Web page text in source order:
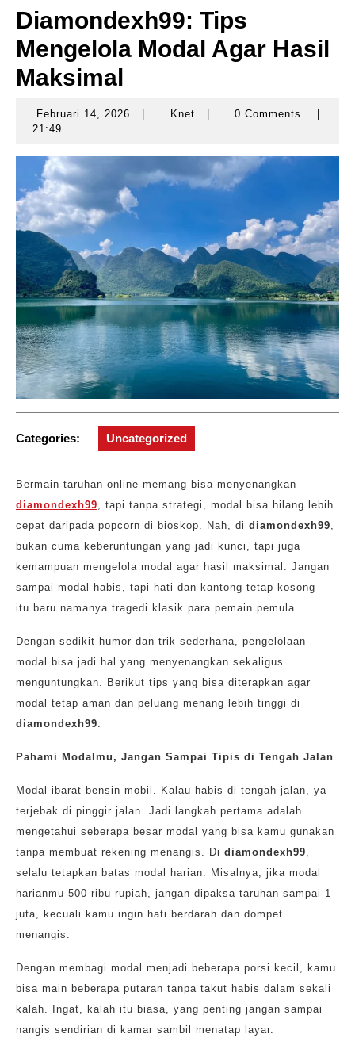
Diamondexh99: Tips
Mengelola Modal Agar Hasil
Maksimal
Februari 14, 2026
FebruariKnet Knet 0 Comments
21:49
Categories: Uncategorized
Bermain taruhan online memang bisa menyenangkan
diamondexh99, tapi tanpa strategi, modal bisa hilang lebih
cepat daripada popcorn di bioskop. Nah, di diamondexh99,
bukan cuma keberuntungan yang jadi kunci, tapi juga
kemampuan mengelola modal agar hasil maksimal. Jangan
sampai modal habis, tapi hati dan kantong tetap kosong—
itu baru namanya tragedi klasik para pemain pemula.
Dengan sedikit humor dan trik sederhana, pengelolaan
modal bisa jadi hal yang menyenangkan sekaligus
menguntungkan. Berikut tips yang bisa diterapkan agar
modal tetap aman dan peluang menang lebih tinggi di
diamondexh99.
Pahami Modalmu, Jangan Sampai Tipis di Tengah Jalan
Modal ibarat bensin mobil. Kalau habis di tengah jalan, ya
terjebak di pinggir jalan. Jadi langkah pertama adalah
mengetahui seberapa besar modal yang bisa kamu gunakan
tanpa membuat rekening menangis. Di diamondexh99,
selalu tetapkan batas modal harian. Misalnya, jika modal
harianmu 500 ribu rupiah, jangan dipaksa taruhan sampai 1
juta, kecuali kamu ingin hati berdarah dan dompet
menangis.
Dengan membagi modal menjadi beberapa porsi kecil, kamu
bisa main beberapa putaran tanpa takut habis dalam sekali
kalah. Ingat, kalah itu biasa, yang penting jangan sampai
nangis sendirian di kamar sambil menatap layar.